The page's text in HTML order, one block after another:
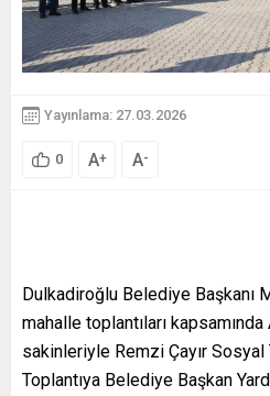
Yayınlama: 27.03.2026
0 A+ A-
Dulkadiroğlu Belediye Başkanı
mahalle toplantıları
sakinleriyle Remzi Çayır
Toplantıya Belediye Başkan